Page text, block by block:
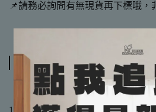
📌請務必詢問有無現貨再下標哦，
規格說明
【注意事項】
1.產品因拍攝及個人電腦顯示器色